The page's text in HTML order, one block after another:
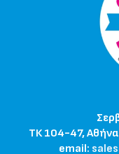
ΤΚ 104-47,
email: